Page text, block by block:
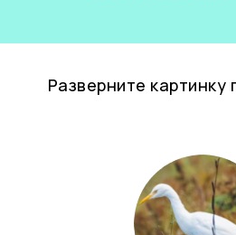
Разверните картинку